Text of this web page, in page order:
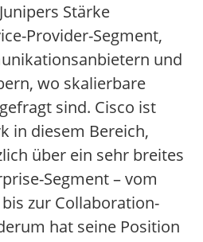
Stärke
Provider-Segment,
und
wo skalierbare
sind. Cisco ist
in diesem Bereich,
über ein sehr breites
Segment – vom
zur Collaboration-
hat seine Position